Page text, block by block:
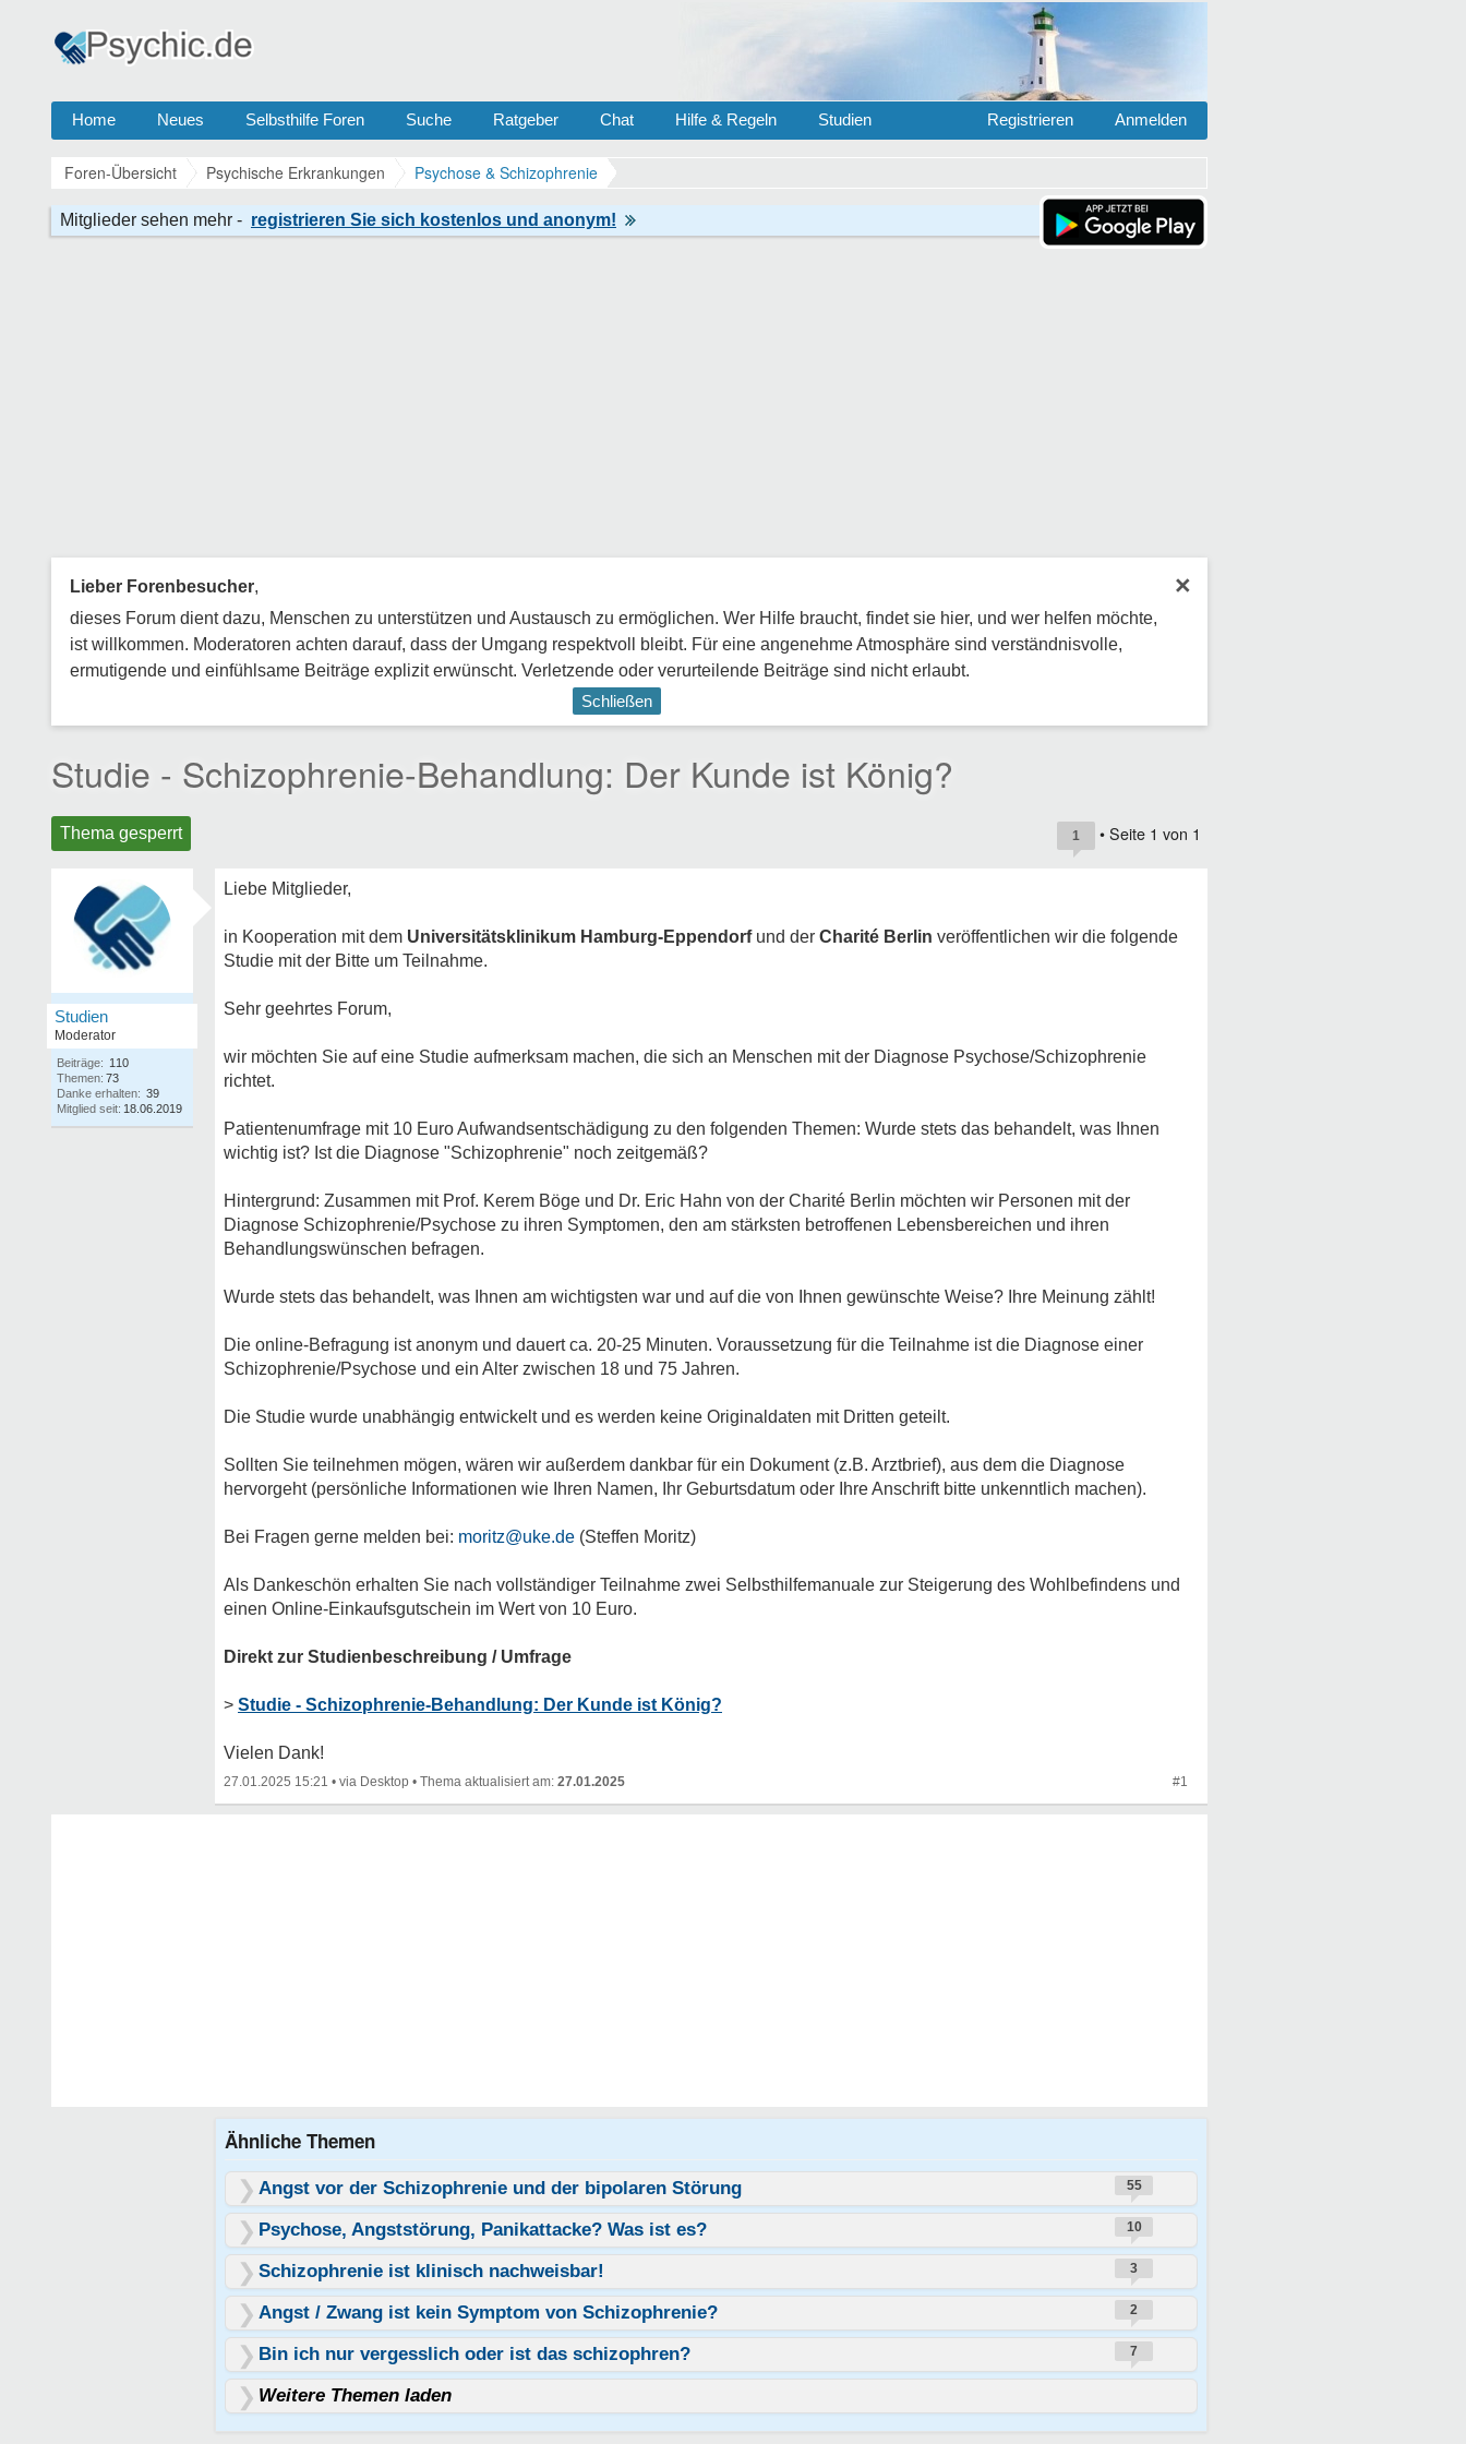
Home Neues Selbsthilfe Foren Suche Ratgeber Chat Hilfe & Regeln Studien Anmelden
Registrieren
Foren-Übersicht Psychische Erkrankungen Psychose & Schizophrenie
×
Lieber Forenbesucher,
dieses Forum dient dazu, Menschen zu unterstützen und Austausch zu ermöglichen. Wer Hilfe braucht, findet sie hier, und wer helfen möchte,
ist willkommen. Moderatoren achten darauf, dass der Umgang respektvoll bleibt. Für eine angenehme Atmosphäre sind verständnisvolle,
ermutigende und einfühlsame Beiträge explizit erwünscht. Verletzende oder verurteilende Beiträge sind nicht erlaubt.
Schließen
Studie - Schizophrenie-Behandlung: Der Kunde ist König?
Thema gesperrt 1 • Seite 1 von 1
Studien
Moderator
Beiträge: 110
Themen: 73
Danke erhalten: 39
Mitglied seit: 18.06.2019
Liebe Mitglieder,
in Kooperation mit dem Universitätsklinikum Hamburg-Eppendorfund der Charité Berlin veröffentlichen wir die folgende
Studie mit der Bitte um Teilnahme.
Sehr geehrtes Forum,
wir möchten Sie auf eine Studie aufmerksam machen, die sich an Menschen mit der Diagnose Psychose/Schizophrenie
richtet.
Patientenumfrage mit 10 Euro Aufwandsentschädigung zu den folgenden Themen: Wurde stets das behandelt, was Ihnen
wichtig ist? Ist die Diagnose "Schizophrenie" noch zeitgemäß?
Hintergrund: Zusammen mit Prof. Kerem Böge und Dr. Eric Hahn von der Charité Berlin möchten wir Personen mit der
Diagnose Schizophrenie/Psychose zu ihren Symptomen, den am stärksten betroffenen Lebensbereichen und ihren
Behandlungswünschen befragen.
Wurde stets das behandelt, was Ihnen am wichtigsten war und auf die von Ihnen gewünschte Weise? Ihre Meinung zählt!
Die online-Befragung ist anonym und dauert ca. 20-25 Minuten. Voraussetzung für die Teilnahme ist die Diagnose einer
Schizophrenie/Psychose und ein Alter zwischen 18 und 75 Jahren.
Die Studie wurde unabhängig entwickelt und es werden keine Originaldaten mit Dritten geteilt.
Sollten Sie teilnehmen mögen, wären wir außerdem dankbar für ein Dokument (z.B. Arztbrief), aus dem die Diagnose
hervorgeht (persönliche Informationen wie Ihren Namen, Ihr Geburtsdatum oder Ihre Anschrift bitte unkenntlich machen).
Bei Fragen gerne melden bei: moritz@uke.de (Steffen Moritz)
Als Dankeschön erhalten Sie nach vollständiger Teilnahme zwei Selbsthilfemanuale zur Steigerung des Wohlbefindens und
einen Online-Einkaufsgutschein im Wert von 10 Euro.
Direkt zur Studienbeschreibung / Umfrage
> Studie - Schizophrenie-Behandlung: Der Kunde ist König?
Vielen Dank!
27.01.2025 15:21 • • 27.01.2025 #1
Ähnliche Themen
Angst vor der Schizophrenie und der bipolaren Störung 55
Psychose, Angststörung, Panikattacke? Was ist es? 10
Schizophrenie ist klinisch nachweisbar! 3
Angst / Zwang ist kein Symptom von Schizophrenie? 2
Bin ich nur vergesslich oder ist das schizophren? 7
Weitere Themen laden